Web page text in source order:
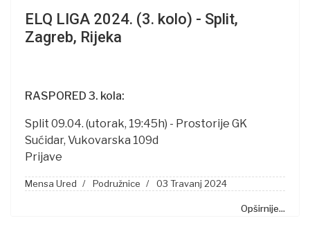
ELQ LIGA 2024. (3. kolo) - Split,
Zagreb, Rijeka
RASPORED 3. kola:
Split 09.04. (utorak, 19:45h) - Prostorije GK
Sućidar, Vukovarska 109d
Prijave
Mensa Ured Podružnice 03 Travanj 2024
Opširnije...